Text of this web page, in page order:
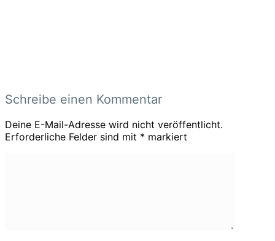
Schreibe einen Kommentar
Deine E-Mail-Adresse wird nicht veröffentlicht.
Erforderliche Felder sind mit * markiert